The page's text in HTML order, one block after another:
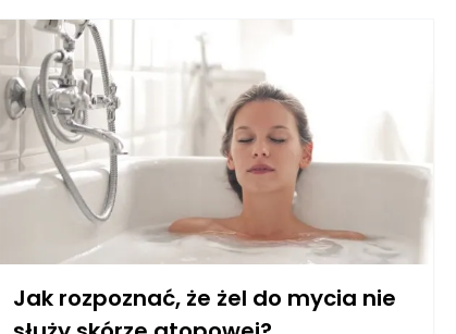
Jak rozpoznać, że żel do mycia nie